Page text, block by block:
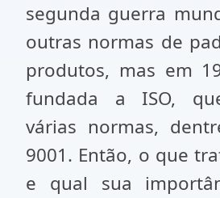
segunda guerra
outras normas de
produtos, mas em
fundada a ISO,
várias normas,
9001. Então, o que
e qual sua